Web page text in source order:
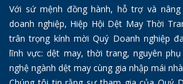
Với sứ mệnh đồng hành, hỗ trợ và
doanh nghiệp, Hiệp Hội Dệt May Thời
trân trọng kính mời Quý Doanh nghiệp
lĩnh vực: dệt may, thời trang, nguyên
nghệ ngành dệt may cùng gia nhập mái